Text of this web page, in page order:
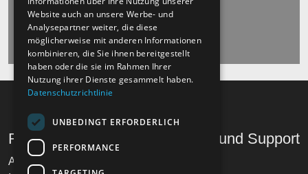
Recht und Ordnung
AGB
Hilfe und Support
Website auch an unsere Werbe- und
Analysepartner weiter, die diese
möglicherweise mit anderen Informationen
kombinieren, die Sie ihnen bereitgestellt
haben oder die sie im Rahmen Ihrer
Nutzung ihrer Dienste gesammelt haben.
Datenschutzrichtlinie
UNBEDINGT ERFORDERLICH
PERFORMANCE